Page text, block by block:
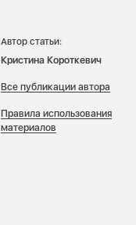
Автор статьи:
Кристина Короткевич
Все публикации автора
Правила использования
материалов